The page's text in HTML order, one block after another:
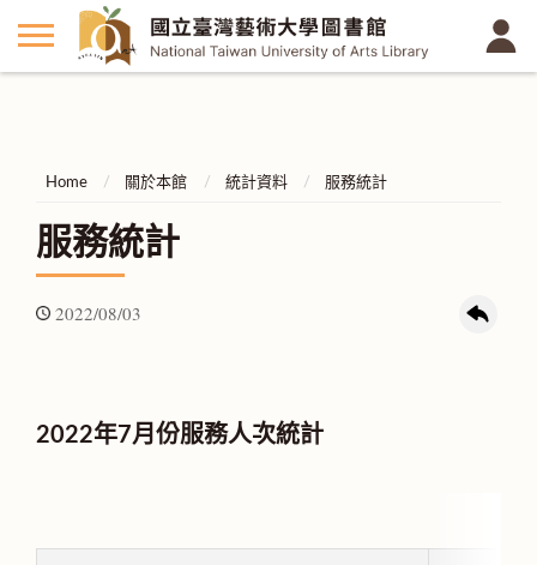
Home 關於本館 統計資料 服務統計
服務統計
2022/08/03
2022年7月份服務人次統計